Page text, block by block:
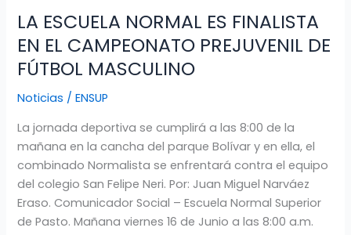
COLOMBIA
2017
LA ESCUELA NORMAL ES FINALISTA
EN EL CAMPEONATO PREJUVENIL DE
FÚTBOL MASCULINO
Noticias /ENSUP
La jornada deportiva se cumplirá a las 8:00 de la
mañana en la cancha del parque Bolívar y en ella, el
combinado Normalista se enfrentará contra el equipo
del colegio San Felipe Neri. Por: Juan Miguel Narváez
Eraso. Comunicador Social – Escuela Normal Superior
de Pasto. Mañana viernes 16 de Junio a las 8:00 a.m.
LA
ESCUELA
NORMAL
ES
FINALISTA
EL
CAMPEONATO
PREJUVENIL
DE
FÚTBOL
MASCULINO